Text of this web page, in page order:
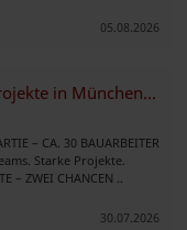
05.08.2026
Zuverlässige Partner für zwei Großprojekte in München und Bremen
– CA. 30 BAUARBEITER
Starke Projekte.
ZWEI CHANCEN ..
30.07.2026